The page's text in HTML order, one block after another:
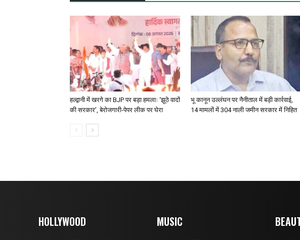
हल्द्वानी में खरगे का BJP पर बड़ा हमलाः ‘झूठे वादों
की सरकार’, बेरोजगारी-पेपर लीक पर घेरा
भू कानून उल्लंघन पर नैनीताल में बड़ी कार्रवाई,
14 मामलों में 304 नाली जमीन सरकार में निहित
HOLLYWOOD MUSIC